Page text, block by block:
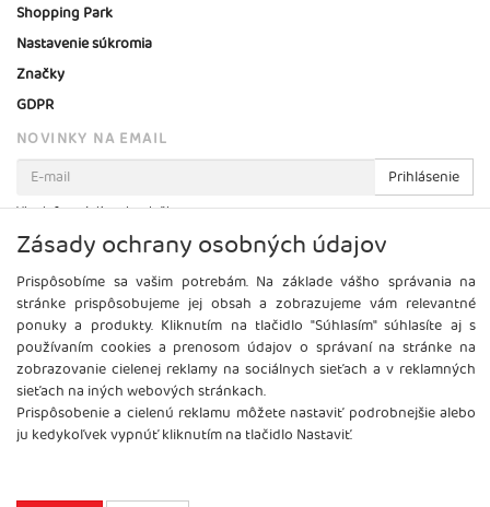
Shopping Park
Nastavenie súkromia
Značky
GDPR
NOVINKY NA EMAIL
Prihlásenie
Viac informácií o tejto službe
Zásady ochrany osobných údajov
Prispôsobíme sa vašim potrebám. Na základe vášho správania na
stránke prispôsobujeme jej obsah a zobrazujeme vám relevantné
ponuky a produkty. Kliknutím na tlačidlo "Súhlasím" súhlasíte aj s
používaním cookies a prenosom údajov o správaní na stránke na
zobrazovanie cielenej reklamy na sociálnych sieťach a v reklamných
sieťach na iných webových stránkach.
Prispôsobenie a cielenú reklamu môžete nastaviť podrobnejšie alebo
ju kedykoľvek vypnúť kliknutím na tlačidlo Nastaviť.